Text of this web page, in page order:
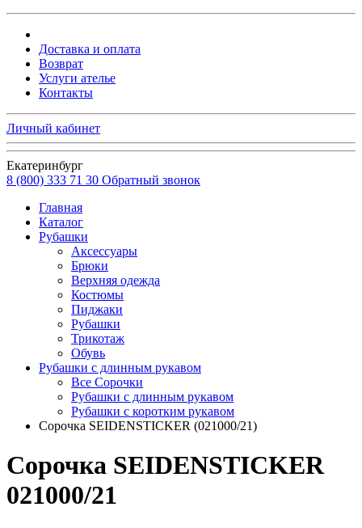
Доставка и оплата
Возврат
Услуги ателье
Контакты
Личный кабинет
Екатеринбург
8 (800) 333 71 30 Обратный звонок
Главная
Каталог
Рубашки
Аксессуары
Брюки
Верхняя одежда
Костюмы
Пиджаки
Рубашки
Трикотаж
Обувь
Рубашки с длинным рукавом
Все Сорочки
Рубашки с длинным рукавом
Рубашки с коротким рукавом
Сорочка SEIDENSTICKER (021000/21)
Сорочка SEIDENSTICKER
021000/21